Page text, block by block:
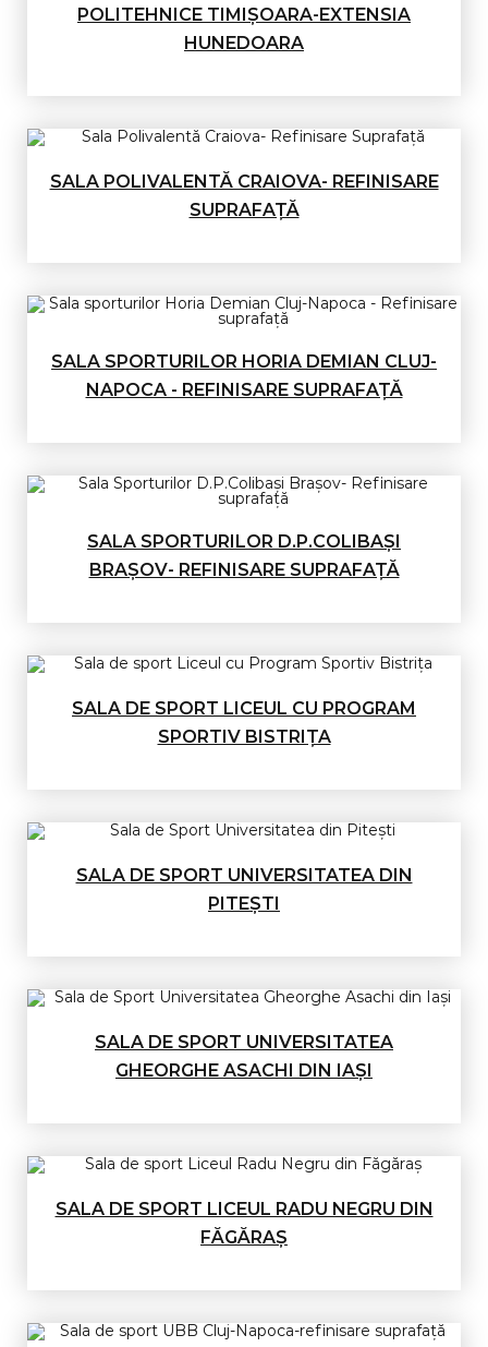
POLITEHNICE TIMIȘOARA-EXTENSIA
HUNEDOARA
SALA POLIVALENTĂ CRAIOVA- REFINISARE
SUPRAFAȚĂ
SALA SPORTURILOR HORIA DEMIAN CLUJ-
NAPOCA - REFINISARE SUPRAFAȚĂ
SALA SPORTURILOR D.P.COLIBAȘI
BRAȘOV- REFINISARE SUPRAFAȚĂ
SALA DE SPORT LICEUL CU PROGRAM
SPORTIV BISTRIȚA
SALA DE SPORT UNIVERSITATEA DIN
PITEȘTI
SALA DE SPORT UNIVERSITATEA
GHEORGHE ASACHI DIN IAȘI
SALA DE SPORT LICEUL RADU NEGRU DIN
FĂGĂRAȘ